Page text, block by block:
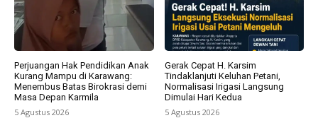
Perjuangan Hak Pendidikan Anak
Kurang Mampu di Karawang:
Menembus Batas Birokrasi demi
Masa Depan Karmila
5 Agustus 2026
Gerak Cepat H. Karsim
Tindaklanjuti Keluhan Petani,
Normalisasi Irigasi Langsung
Dimulai Hari Kedua
5 Agustus 2026